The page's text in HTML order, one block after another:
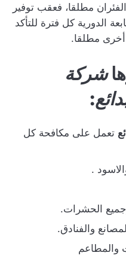
مطلقا، فعقب توفير
الدورية كل فترة للتأكد
مطلقا.
شركة
:
تعمل على مكافحة كل
.
الحشرات.
والفنادق.
والمطاعم